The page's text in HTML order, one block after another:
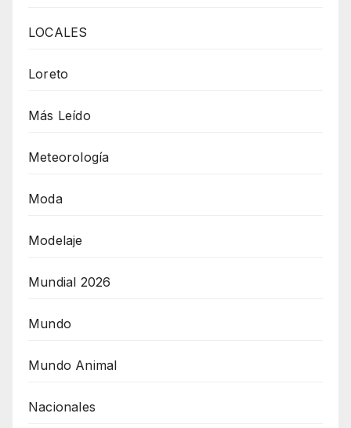
LOCALES
Loreto
Más Leído
Meteorología
Moda
Modelaje
Mundial 2026
Mundo
Mundo Animal
Nacionales